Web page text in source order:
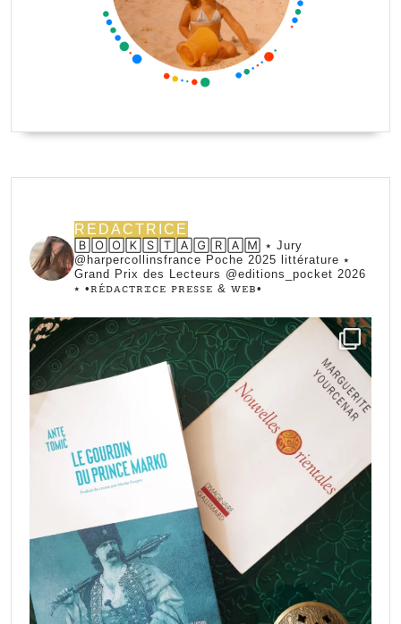
REDACTRICE
🄱🄾🄾🄺🅂🅃🄰🄶🅁🄰🄼 ⭑ Jury
@harpercollinsfrance Poche 2025 littérature ⭑
Grand Prix des Lecteurs @editions_pocket 2026
⭑ •ꭱꭼ́ꭰꭺꮯꭲꭱꮖꮯꭼ ꮲꭱꭼꮪꮪꭼ & ꮃꭼᏼ•